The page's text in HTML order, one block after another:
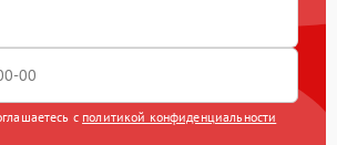
с политикой конфиденциальности